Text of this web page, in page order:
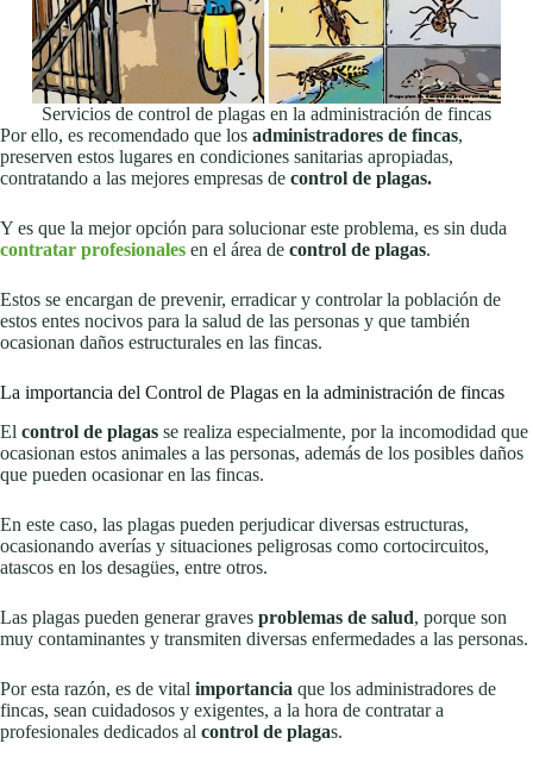
Servicios de control de plagas en la administración de fincas
Por ello, es recomendado que los administradores de fincas,
preserven estos lugares en condiciones sanitarias apropiadas,
contratando a las mejores empresas de control de plagas.
Y es que la mejor opción para solucionar este problema, es sin duda
contratar profesionales en el área de control de plagas.
Estos se encargan de prevenir, erradicar y controlar la población de
estos entes nocivos para la salud de las personas y que también
ocasionan daños estructurales en las fincas.
La importancia del Control de Plagas en la administración de fincas
El control de plagas se realiza especialmente, por la incomodidad que
ocasionan estos animales a las personas, además de los posibles daños
que pueden ocasionar en las fincas.
En este caso, las plagas pueden perjudicar diversas estructuras,
ocasionando averías y situaciones peligrosas como cortocircuitos,
atascos en los desagües, entre otros.
Las plagas pueden generar graves problemas de salud, porque son
muy contaminantes y transmiten diversas enfermedades a las personas.
Por esta razón, es de vital importancia que los administradores de
fincas, sean cuidadosos y exigentes, a la hora de contratar a
profesionales dedicados al control de plagas.